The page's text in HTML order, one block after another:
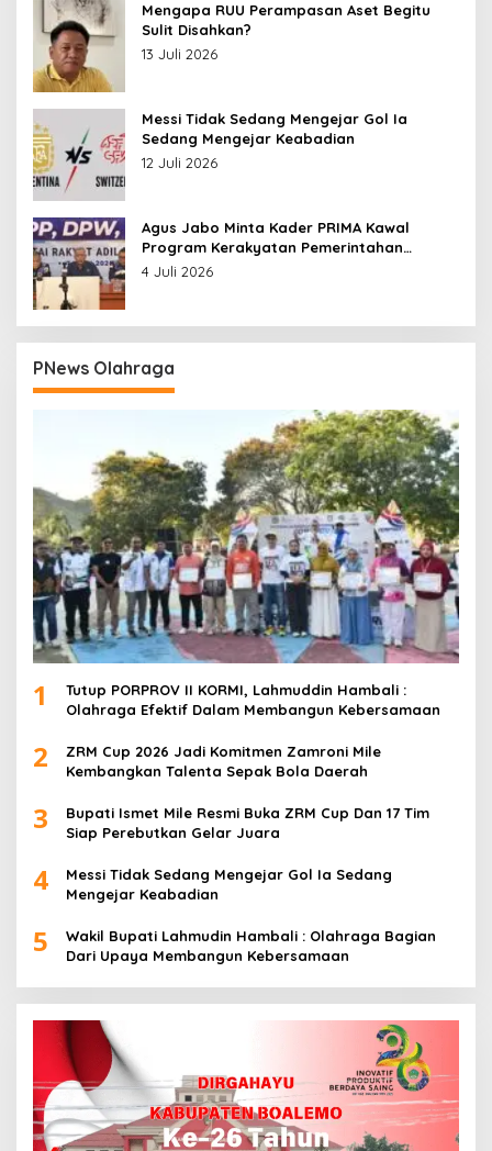
Mengapa RUU Perampasan Aset Begitu
Sulit Disahkan?
13 Juli 2026
Messi Tidak Sedang Mengejar Gol Ia
Sedang Mengejar Keabadian
12 Juli 2026
Agus Jabo Minta Kader PRIMA Kawal
Program Kerakyatan Pemerintahan
Prabowo
4 Juli 2026
PNews Olahraga
1
Tutup PORPROV II KORMI, Lahmuddin Hambali :
Olahraga Efektif Dalam Membangun Kebersamaan
2
ZRM Cup 2026 Jadi Komitmen Zamroni Mile
Kembangkan Talenta Sepak Bola Daerah
3
Bupati Ismet Mile Resmi Buka ZRM Cup Dan 17 Tim
Siap Perebutkan Gelar Juara
4
Messi Tidak Sedang Mengejar Gol Ia Sedang
Mengejar Keabadian
5
Wakil Bupati Lahmudin Hambali : Olahraga Bagian
Dari Upaya Membangun Kebersamaan